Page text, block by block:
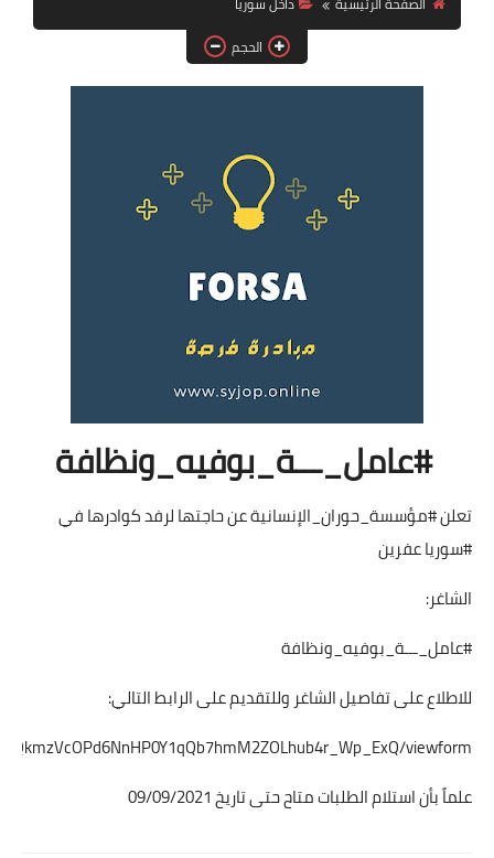
فرص عمل في العراق
فرص عمل في اليمن
دورات تدريبية
الحجم
#عامل_ـــة_بوفيه_ونظافة
تعلن #مؤسسة_حوران_الإنسانية عن حاجتها لرفد كوادرها في
#سوريا عفرين
الشاغر:
#عامل_ـــة_بوفيه_ونظافة
للاطلاع على تفاصيل الشاغر وللتقديم على الرابط التالي:
viewform
علماً بأن استلام الطلبات متاح حتى تاريخ 09/09/2021